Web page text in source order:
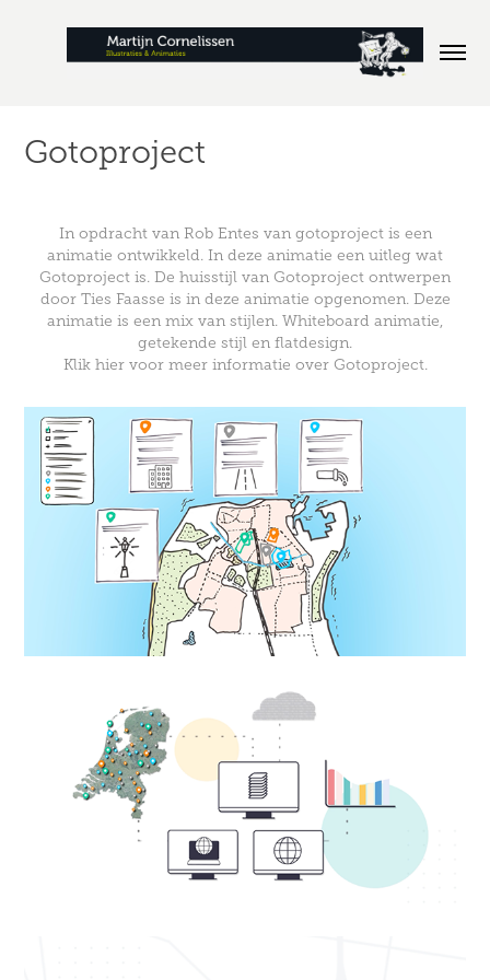
Gotoproject
In opdracht van Rob Entes van gotoproject is een
animatie ontwikkeld. In deze animatie een uitleg wat
Gotoproject is. De huisstijl van Gotoproject ontwerpen
door Ties Faasse is in deze animatie opgenomen. Deze
animatie is een mix van stijlen. Whiteboard animatie,
getekende stijl en flatdesign.
Klik hier voor meer informatie over Gotoproject.